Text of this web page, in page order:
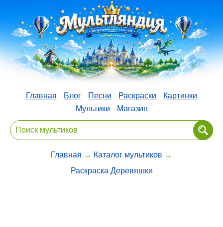
Главная Блог Песни Раскраски
Картинки
Мультики
Магазин
Главная → Каталог мультиков →
Раскраска Деревяшки